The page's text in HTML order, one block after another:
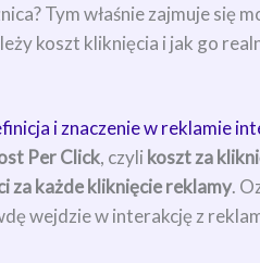
Tym właśnie zajmuje się
koszt kliknięcia i jak go
i znaczenie w reklamie
Per Click, czyli koszt za
za każde kliknięcie reklamy.
wejdzie w interakcję z